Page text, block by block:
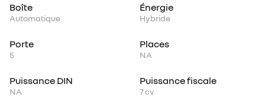
Boîte
Automatique
Énergie
Hybride
Porte
5
Places
NA
Puissance DIN
NA
Puissance fiscale
7cv